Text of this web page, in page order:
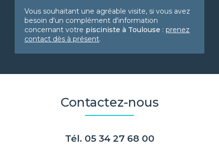
Vous souhaitant une agréable visite, si vous avez
besoin d'un complément d'information
concernant votre pisciniste à Toulouse : prenez
contact dès à présent.
Contactez-nous
Tél. 05 34 27 68 00